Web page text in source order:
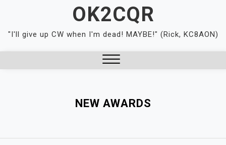
content
OK2CQR
"I'll give up CW when I'm dead! MAYBE!" (Rick, KC8AON)
NEW AWARDS